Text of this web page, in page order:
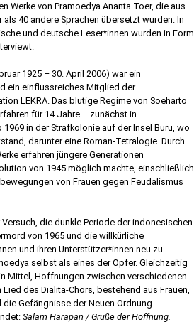
Werke von Pramoedya Ananta Toer, die aus
40 andere Sprachen übersetzt wurden. In
und deutsche Leser*innen wurden in Form
1925 – 30. April 2006) war ein
ein einflussreiches Mitglied der
LEKRA. Das blutige Regime von Soeharto
für 14 Jahre – zunächst in
in der Strafkolonie auf der Insel Buru, wo
darunter eine Roman-Tetralogie. Durch
erfahren jüngere Generationen
von 1945 möglich machte, einschließlich
von Frauen gegen Feudalismus
die dunkle Periode der indonesischen
von 1965 und die willkürliche
und ihren Unterstützer*innen neu zu
selbst als eines der Opfer. Gleichzeitig
Mittel, Hoffnungen zwischen verschiedenen
des Dialita-Chors, bestehend aus Frauen,
Gefängnisse der Neuen Ordnung
Salam Harapan / Grüße der Hoffnung.